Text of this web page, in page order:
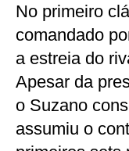
No primeiro
comandado
a estreia do
Apesar da
o Suzano
assumiu o